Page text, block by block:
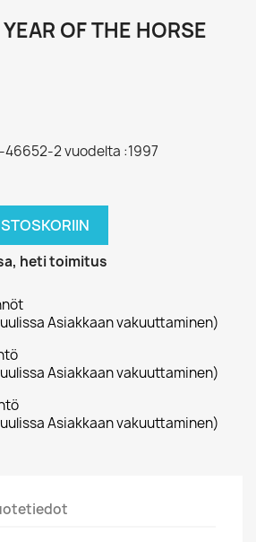
OF THE HORSE
46652-2 vuodelta :1997
heti toimitus
Asiakkaan vakuuttaminen)
Asiakkaan vakuuttaminen)
Asiakkaan vakuuttaminen)